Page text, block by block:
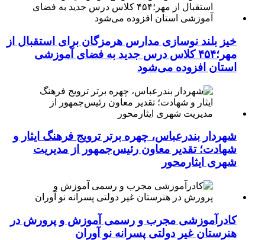
خیز بلند نوسازی مدارس هرمزگان برای استقبال از
مهر؛۴۵۴ کلاس درس جدید به فضای آموزشی
استان افزوده می‌شود
شهردار بندرعباس، چهره برتر ترویج فرهنگ ایثار و
شهادت؛ تقدیر معاون رئیس‌جمهور از مدیریت
شهری ایثارمحور
کادرآموزشی مجرب و رسمی آموزش و پرورش در
هنرستان غیر دولتی پسرانه نو آوران